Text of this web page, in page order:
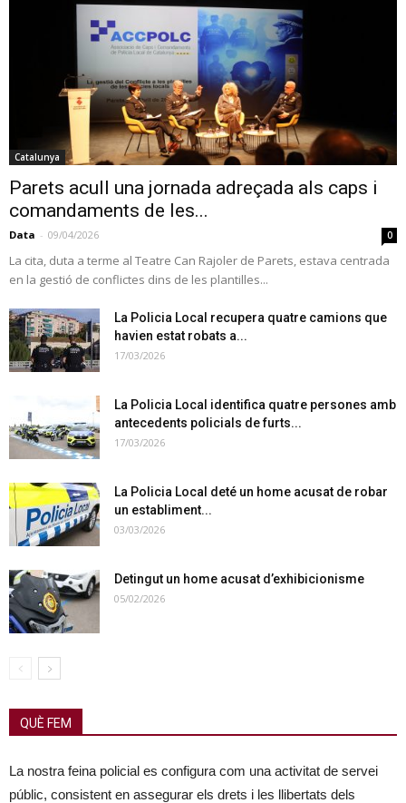
Catalunya
Parets acull una jornada adreçada als caps i
comandaments de les...
Data - 09/04/2026 0
La cita, duta a terme al Teatre Can Rajoler de Parets, estava centrada
en la gestió de conflictes dins de les plantilles...
La Policia Local recupera quatre camions que
havien estat robats a...
17/03/2026
La Policia Local identifica quatre persones amb
antecedents policials de furts...
17/03/2026
La Policia Local deté un home acusat de robar
un establiment...
03/03/2026
Detingut un home acusat d’exhibicionisme
05/02/2026
QUÈ FEM
La nostra feina policial es configura com una activitat de servei
públic, consistent en assegurar els drets i les llibertats dels